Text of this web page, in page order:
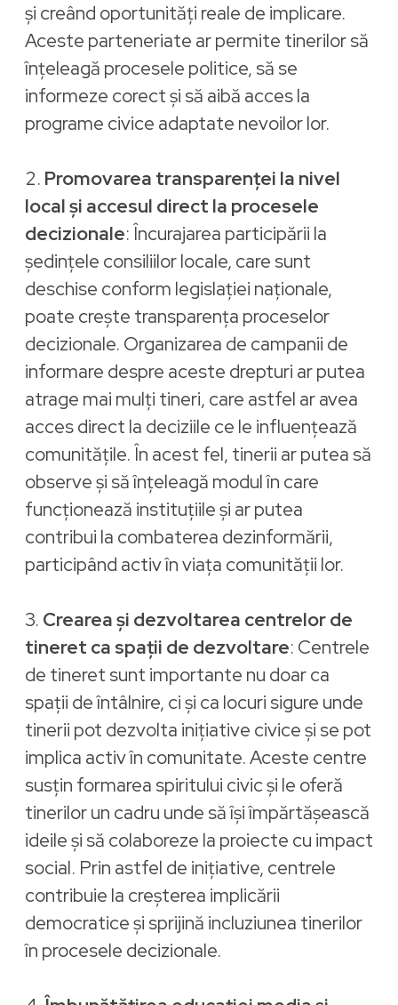
și creând oportunități reale de implicare.
Aceste parteneriate ar permite tinerilor să
înțeleagă procesele politice, să se
informeze corect și să aibă acces la
programe civice adaptate nevoilor lor.
2. Promovarea transparenței la nivel
local și accesul direct la procesele
decizionale: Încurajarea participării la
ședințele consiliilor locale, care sunt
deschise conform legislației naționale,
poate crește transparența proceselor
decizionale. Organizarea de campanii de
informare despre aceste drepturi ar putea
atrage mai mulți tineri, care astfel ar avea
acces direct la deciziile ce le influențează
comunitățile. În acest fel, tinerii ar putea să
observe și să înțeleagă modul în care
funcționează instituțiile și ar putea
contribui la combaterea dezinformării,
participând activ în viața comunității lor.
3. Crearea și dezvoltarea centrelor de
tineret ca spații de dezvoltare: Centrele
de tineret sunt importante nu doar ca
spații de întâlnire, ci și ca locuri sigure unde
tinerii pot dezvolta inițiative civice și se pot
implica activ în comunitate. Aceste centre
susțin formarea spiritului civic și le oferă
tinerilor un cadru unde să își împărtășească
ideile și să colaboreze la proiecte cu impact
social. Prin astfel de inițiative, centrele
contribuie la creșterea implicării
democratice și sprijină incluziunea tinerilor
în procesele decizionale.